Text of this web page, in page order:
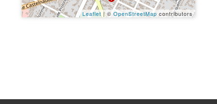
Leaflet | ©OpenStreetMap contributors